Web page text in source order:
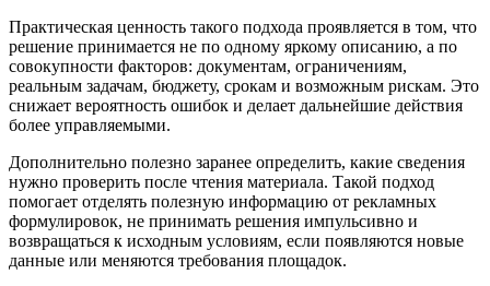
Практическая ценность такого подхода проявляется в том, что
решение принимается не по одному яркому описанию, а по
совокупности факторов: документам, ограничениям,
реальным задачам, бюджету, срокам и возможным рискам. Это
снижает вероятность ошибок и делает дальнейшие действия
более управляемыми.
Дополнительно полезно заранее определить, какие сведения
нужно проверить после чтения материала. Такой подход
помогает отделять полезную информацию от рекламных
формулировок, не принимать решения импульсивно и
возвращаться к исходным условиям, если появляются новые
данные или меняются требования площадок.